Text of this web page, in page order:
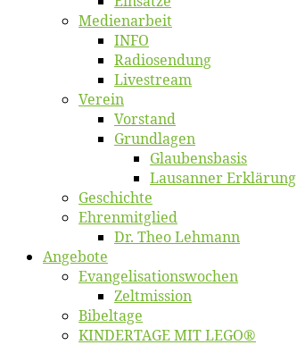
Me­di­en­ar­beit
INFO
Ra­dio­sen­dung
Live­stream
Ver­ein
Vor­stand
Grund­la­gen
Glaubens­ba­sis
Lausan­ner Erklärung
Ge­schich­te
Eh­ren­mit­glied
Dr. Theo Lehmann
An­ge­bo­te
Evangelisa­tions­wo­chen
Zelt­mis­si­on
Bi­bel­ta­ge
KINDERTAGE MIT LEGO®